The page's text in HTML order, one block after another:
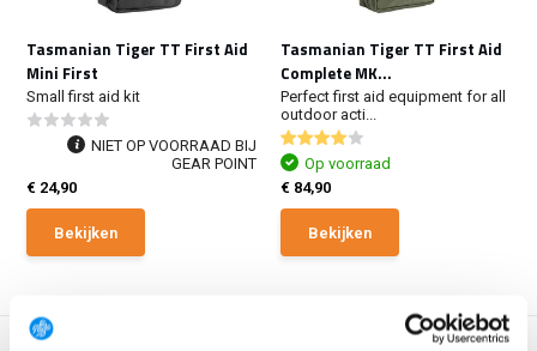
Tasmanian Tiger TT First Aid
Mini First
Small first aid kit
NIET OP VOORRAAD BIJ
GEAR POINT
€ 24,90
Bekijken
Tasmanian Tiger TT First Aid
Complete MK...
Perfect first aid equipment for all
outdoor acti...
Op voorraad
€ 84,90
Bekijken